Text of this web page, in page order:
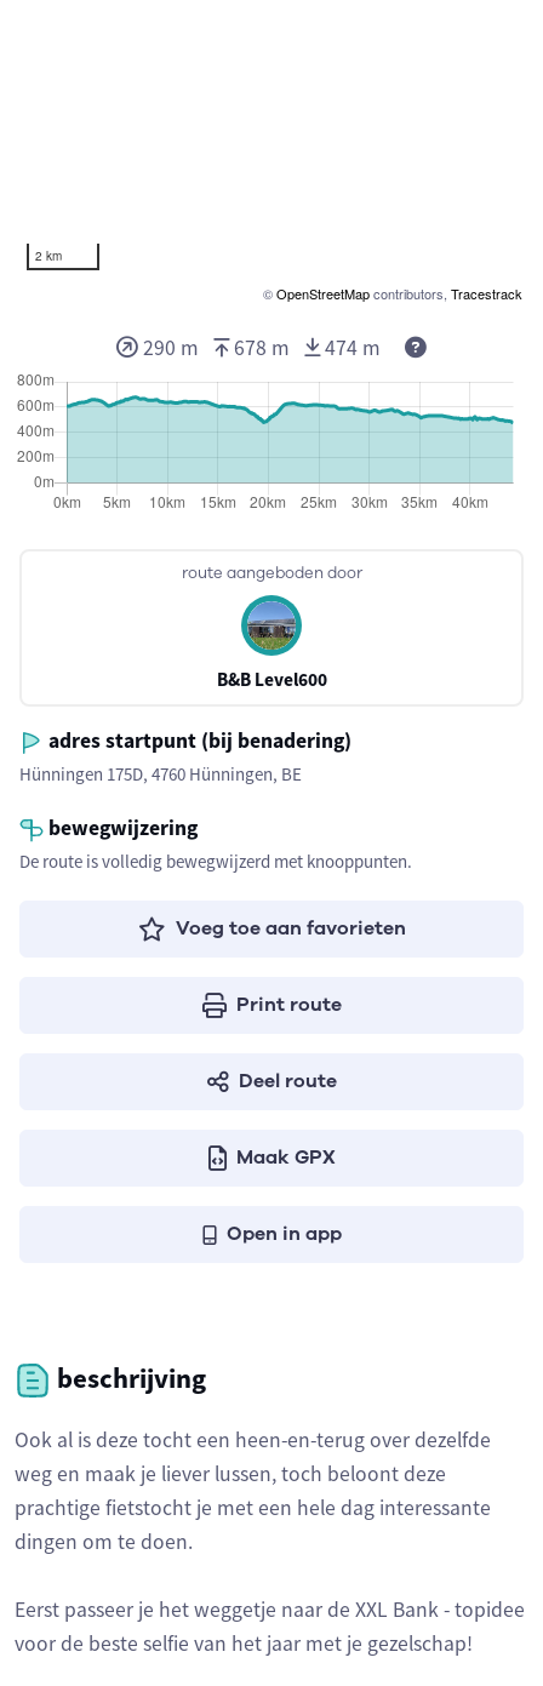
2 km
©OpenStreetMapcontributors, Tracestrack
route aangeboden door
B&B Level600
adres startpunt (bij benadering)
Hünningen 175D, 4760 Hünningen, BE
bewegwijzering
De route is volledig bewegwijzerd met knooppunten.
Voeg toe aan favorieten
Print route
Deel route
Maak GPX
Open in app
290 m 678 m 474 m
beschrijving
Ook al is deze tocht een heen-en-terug over dezelfde
weg en maak je liever lussen, toch beloont deze
prachtige fietstocht je met een hele dag interessante
dingen om te doen.
Eerst passeer je het weggetje naar de XXL Bank - topidee
voor de beste selfie van het jaar met je gezelschap!